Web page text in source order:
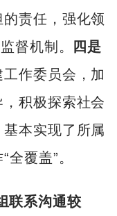
责任，强化领
督机制。
四是
作委员会，加
积极探索社会
本实现了所属
覆盖”。
联系沟通较